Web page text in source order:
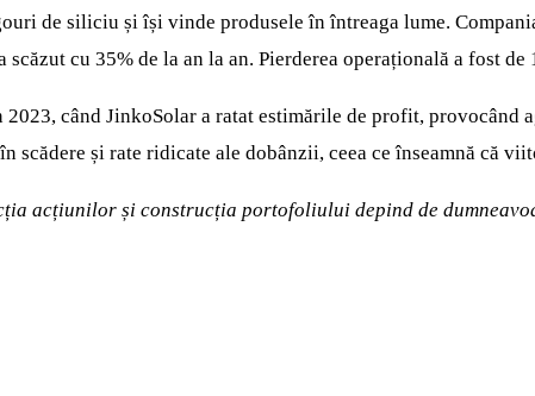
de siliciu și își vinde produsele în întreaga lume.
cu 35% de la an la an. Pierderea operațională a fost
când JinkoSolar a ratat estimările de profit,
scădere și rate ridicate ale dobânzii, ceea ce înseamnă că
acțiunilor și construcția portofoliului depind de